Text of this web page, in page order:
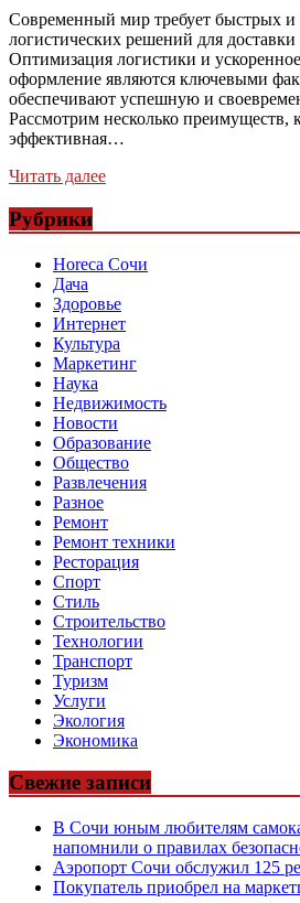
Современный мир требует быстрых
логистических решений для
Оптимизация логистики и
оформление являются ключевыми
обеспечивают успешную и
Рассмотрим несколько преимуществ,
эффективная…
Читать далее
Рубрики
Horeca Сочи
Дача
Здоровье
Интернет
Культура
Маркетинг
Наука
Недвижимость
Новости
Образование
Общество
Развлечения
Разное
Ремонт
Ремонт техники
Ресторация
Спорт
Стиль
Строительство
Технологии
Транспорт
Туризм
Услуги
Экология
Экономика
Свежие записи
В Сочи юным любителям
напомнили о правилах
Аэропорт Сочи обслужил 125
Покупатель приобрел на